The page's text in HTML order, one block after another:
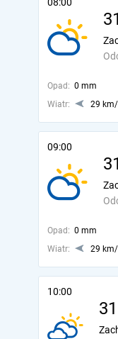
Opad: 0 mm
Wiatr:
29
09:00
Opad: 0 mm
Wiatr:
29
10:00